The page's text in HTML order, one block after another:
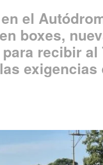
el
boxes,
recibir al
exigencias